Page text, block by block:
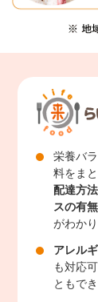
栄養バ
料をま
配達方
スの有無
がわかり
アレル
も対応
ともで